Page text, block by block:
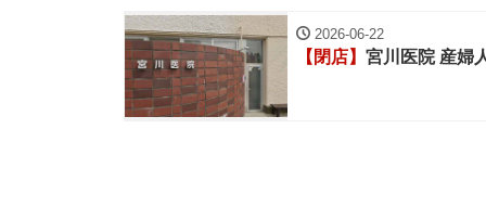
2026-06-22
【閉店】 宮川医院 産婦